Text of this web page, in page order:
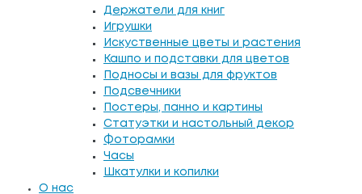
Держатели для книг
Игрушки
Искуственные цветы и растения
Кашпо и подставки для цветов
Подносы и вазы для фруктов
Подсвечники
Постеры, панно и картины
Статуэтки и настольный декор
Фоторамки
Часы
Шкатулки и копилки
О нас